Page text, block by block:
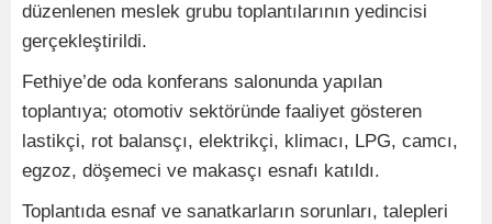
düzenlenen meslek grubu toplantılarının yedincisi
gerçekleştirildi.
Fethiye’de oda konferans salonunda yapılan
toplantıya; otomotiv sektöründe faaliyet gösteren
lastikçi, rot balansçı, elektrikçi, klimacı, LPG, camcı,
egzoz, döşemeci ve makasçı esnafı katıldı.
Toplantıda esnaf ve sanatkarların sorunları, talepleri